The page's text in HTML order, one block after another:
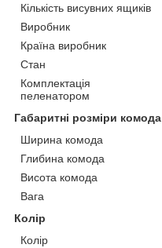
Кількість висувних ящиків
Виробник
Країна виробник
Стан
Комплектація
пеленатором
Габаритні розміри комода
Ширина комода
Глибина комода
Висота комода
Вага
Колір
Колір